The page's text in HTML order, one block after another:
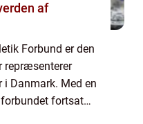
af
Forbund er den
repræsenterer
i Danmark. Med en
fortsat